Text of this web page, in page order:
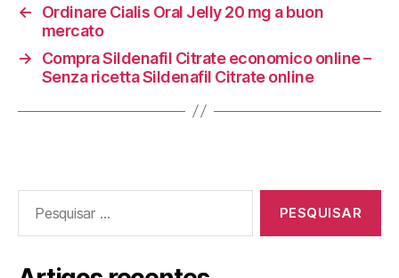
←
Ordinare Cialis Oral Jelly 20 mg a buon
mercato
→
Compra Sildenafil Citrate economico online –
Senza ricetta Sildenafil Citrate online
por: